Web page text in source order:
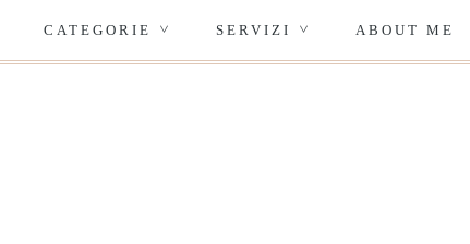
CATEGORIE > SERVIZI > ABOUT ME